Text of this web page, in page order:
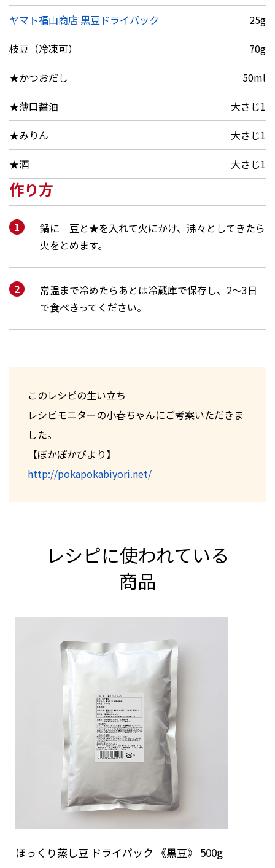
ヤマト福山商店 黒豆ドライパック
25g
枝豆（冷凍可）
70g
★かつおだし
50ml
★薄口醤油
大さじ1
★みりん
大さじ1
★酒
大さじ1
作り方
鍋に 豆と★を入れて火にかけ、沸々としてきたら
火をとめます。
常温まで冷めたらあとは冷蔵庫で保存し、2～3日
で食べきってください。
このレシピの生い立ち
レシピモニターの小春ちゃんにご考案いただきま
した。
【ぽかぽかびより】
http://pokapokabiyori.net/
レシピに使われている
商品
ほっくり蒸し豆 ドライパック 《黒豆》 500g